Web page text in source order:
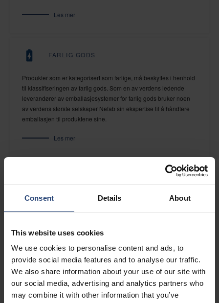
Consent Details About
This website uses cookies
We use cookies to personalise content and ads, to
provide social media features and to analyse our traffic.
We also share information about your use of our site with
our social media, advertising and analytics partners who
may combine it with other information that you’ve
Les mer
FARLIG GODS
Produkter som er kategorisert som farlige, må beskyttes i henhold
til klassifiseringen av farlig gods. Som en av verdens ledende
leverandører av emballasjesystemer for farlig gods bruker noen
av verdens største selskaper Nefab sin ekspertise til å håndtere
emballasjen til produktene sine.
Les mer
Selv en tilpasset emballasje har en grense for hvor mye støt og
vibrasjoner den tåler under transport før den kollapser, og riktig
EKSPORTEMBALLASJE